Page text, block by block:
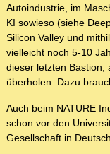
Autoindustrie, im
KI sowieso (siehe
Silicon Valley und
vielleicht noch 5-10
dieser letzten Bastion,
überholen. Dazu
Auch beim NATURE
schon vor den
Gesellschaft in